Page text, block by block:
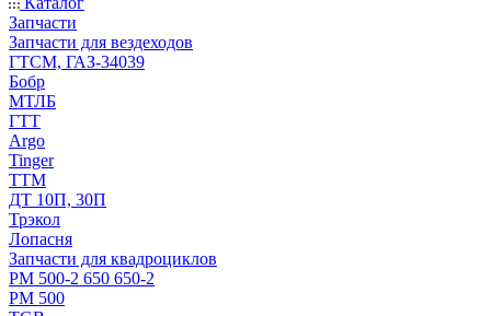
Запчасти
Запчасти для вездеходов
ГТСМ, ГАЗ-34039
Бобр
МТЛБ
ГТТ
Argo
Tinger
ТТМ
ДТ 10П, 30П
Трэкол
Лопасня
Запчасти для квадроциклов
РМ 500-2 650 650-2
РМ 500